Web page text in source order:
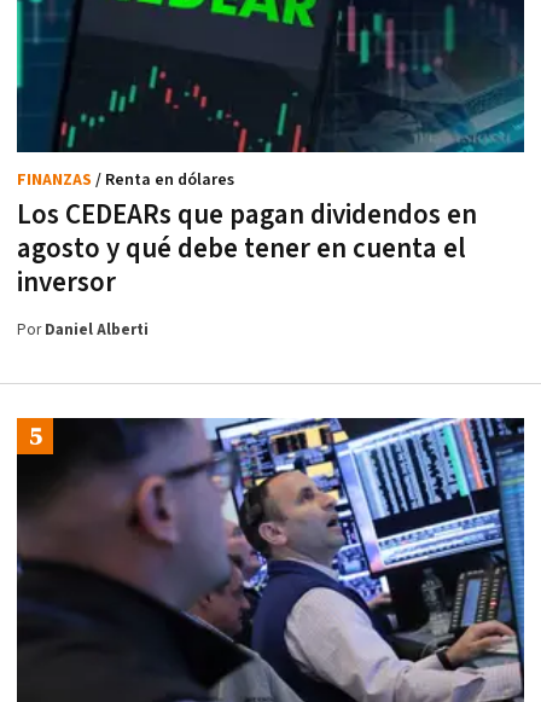
Los CEDEARs que pagan dividendos en
agosto y qué debe tener en cuenta el
inversor
FINANZAS / Renta en dólares
PorDaniel Alberti